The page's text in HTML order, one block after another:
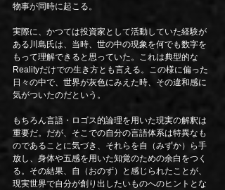
物事が同時に起こる。
実際に、かつては投資家として活動していた経験が
ある川島氏は、当時、世の中の現象を何でも数字を
もって理解できると思っていた。これは典型的な
Realityだけでの生き方とも言える。この様に偏った
日々の中で、世界が灰色にみえた時、その違和感に
気がついたのだという。
もちろん言語・ロゴス的論理を用いた現実の解釈は
重要だ。だが、そこでの自分の言語体系は特異なも
のであることに気づき、それらを自（みずか）ら手
放し、身体や五感を用いた知覚のための余白をつく
る。その結果、自（おのず）と感じられたことが、
現実世界で自分が創り出したいものへのヒントとな